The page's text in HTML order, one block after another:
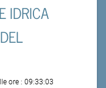
IDRICA
ore : 09:33:03